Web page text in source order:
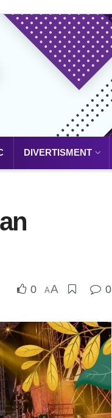
DIVERTISMENT
0 AA 0